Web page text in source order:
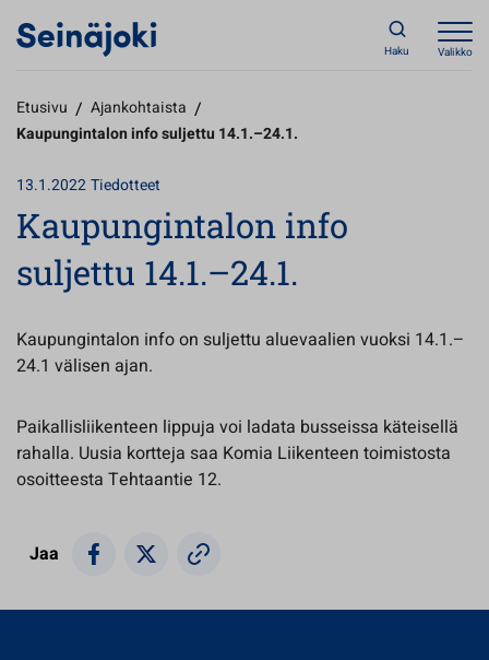
Haku Valikko
Etusivu / Ajankohtaista /
Kaupungintalon info suljettu 14.1.–24.1.
13.1.2022Tiedotteet
Kaupungintalon info
suljettu 14.1.–24.1.
Kaupungintalon info on suljettu aluevaalien vuoksi 14.1.–
24.1 välisen ajan.
Paikallisliikenteen lippuja voi ladata busseissa käteisellä
rahalla. Uusia kortteja saa Komia Liikenteen toimistosta
osoitteesta Tehtaantie 12.
Jaa